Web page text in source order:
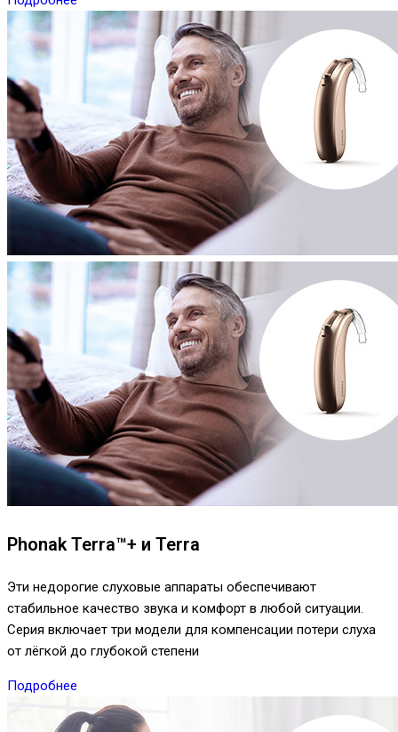
Phonak Terra™+ и Terra
Эти недорогие слуховые аппараты обеспечивают
стабильное качество звука и комфорт в любой ситуации.
Серия включает три модели для компенсации потери слуха
от лёгкой до глубокой степени
Подробнее